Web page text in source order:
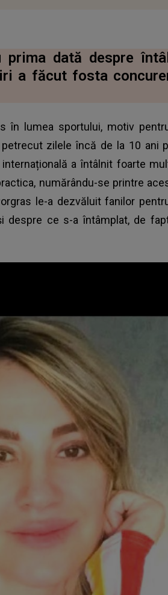
dată despre
a făcut fosta
în lumea sportului, motiv
zilele încă de la 10 ani
a întâlnit foarte
numărându-se printre
le-a dezvăluit fanilor
despre ce s-a întâmplat, de